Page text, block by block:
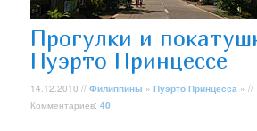
Прогулки и
Пуэрто Принцессе
14.12.2010 //Филиппины »Пуэрто Принцесса » //
Комментариев:40